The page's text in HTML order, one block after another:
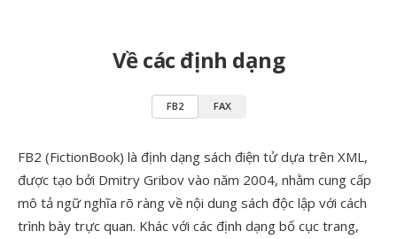
Về các định dạng
FB2 FAX
FB2 (FictionBook) là định dạng sách điện tử dựa trên XML,
được tạo bởi Dmitry Gribov vào năm 2004, nhằm cung cấp
mô tả ngữ nghĩa rõ ràng về nội dung sách độc lập với cách
trình bày trực quan. Khác với các định dạng bố cục trang,